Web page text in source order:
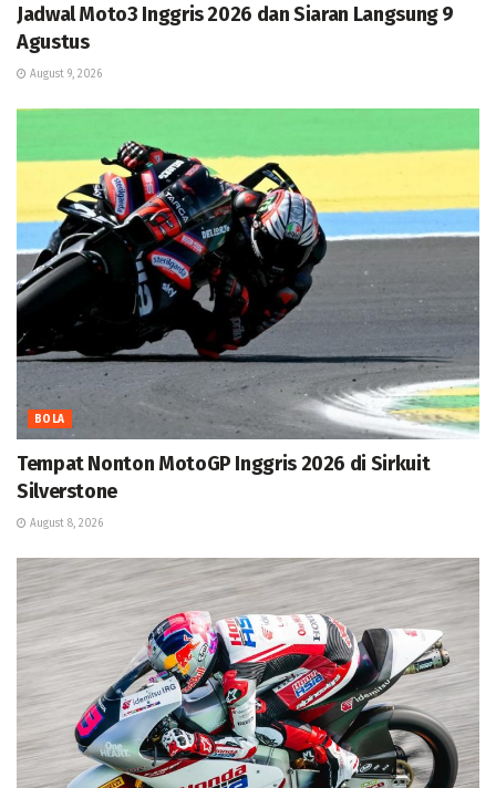
Jadwal Moto3 Inggris 2026 dan Siaran Langsung 9
Agustus
August 9, 2026
BOLA
Tempat Nonton MotoGP Inggris 2026 di Sirkuit
Silverstone
August 8, 2026